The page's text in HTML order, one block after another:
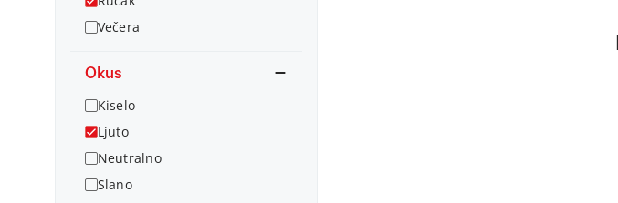
Večera
Okus
Kiselo
Ljuto
Neutralno
Slano